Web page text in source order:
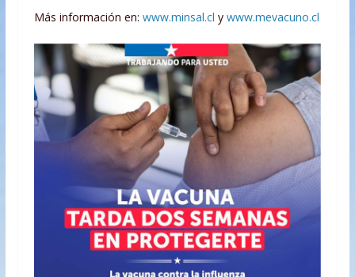
Más información en: www.minsal.cl y www.mevacuno.cl